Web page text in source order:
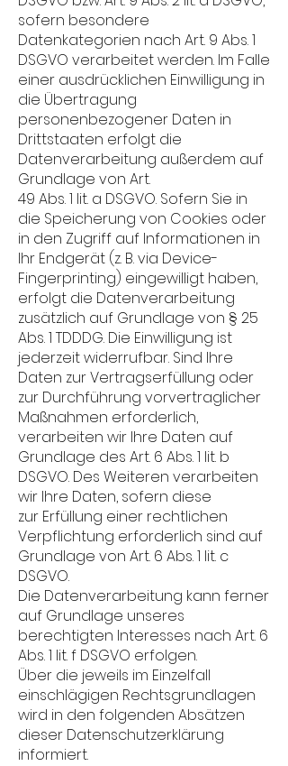
sofern besondere
Datenkategorien nach Art. 9 Abs. 1
DSGVO verarbeitet werden. Im Falle
einer ausdrücklichen Einwilligung in
die Übertragung
personenbezogener Daten in
Drittstaaten erfolgt die
Datenverarbeitung außerdem auf
Grundlage von Art.
49 Abs. 1 lit. a DSGVO. Sofern Sie in
die Speicherung von Cookies oder
in den Zugriff auf Informationen in
Ihr Endgerät (z. B. via Device-
Fingerprinting) eingewilligt haben,
erfolgt die Datenverarbeitung
zusätzlich auf Grundlage von § 25
Abs. 1 TDDDG. Die Einwilligung ist
jederzeit widerrufbar. Sind Ihre
Daten zur Vertragserfüllung oder
zur Durchführung vorvertraglicher
Maßnahmen erforderlich,
verarbeiten wir Ihre Daten auf
Grundlage des Art. 6 Abs. 1 lit. b
DSGVO. Des Weiteren verarbeiten
wir Ihre Daten, sofern diese
zur Erfüllung einer rechtlichen
Verpflichtung erforderlich sind auf
Grundlage von Art. 6 Abs. 1 lit. c
DSGVO.
Die Datenverarbeitung kann ferner
auf Grundlage unseres
berechtigten Interesses nach Art. 6
Abs. 1 lit. f DSGVO erfolgen.
Über die jeweils im Einzelfall
einschlägigen Rechtsgrundlagen
wird in den folgenden Absätzen
dieser Datenschutzerklärung
informiert.